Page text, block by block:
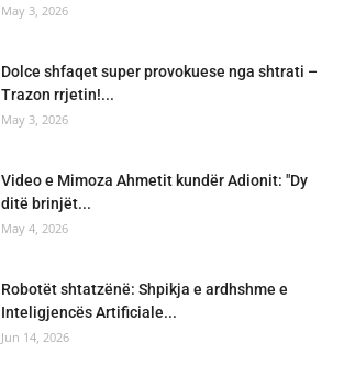
May 3, 2026
Dolce shfaqet super provokuese nga shtrati –
Trazon rrjetin!...
May 3, 2026
Video e Mimoza Ahmetit kundër Adionit: "Dy
ditë brinjët...
May 4, 2026
Robotët shtatzënë: Shpikja e ardhshme e
Inteligjencës Artificiale...
Jun 14, 2026